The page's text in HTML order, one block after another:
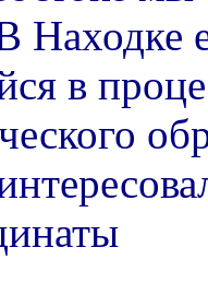
Находке
в